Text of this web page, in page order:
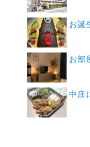
お誕
お部
中庄